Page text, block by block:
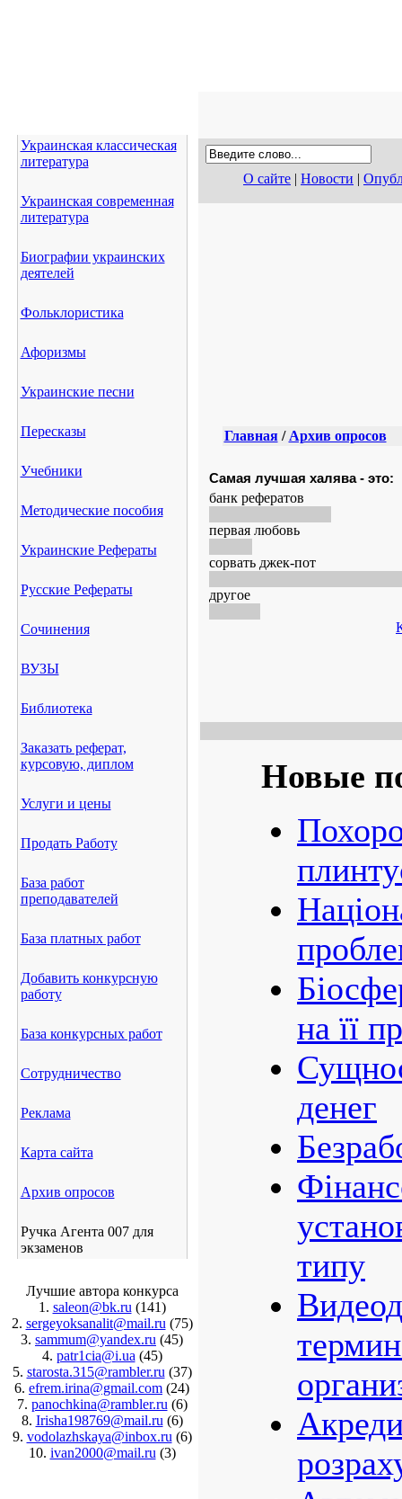
Украинская классическая
литература
Украинская современная
литература
Биографии украинских
деятелей
Фольклористика
Афоризмы
Украинские песни
Пересказы
Учебники
Методические пособия
Украинские Рефераты
Русские Рефераты
Сочинения
ВУЗЫ
Библиотека
Заказать реферат,
курсовую, диплом
Услуги и цены
Продать Работу
База работ
преподавателей
База платных работ
Добавить конкурсную
работу
База конкурсных работ
Сотрудничество
Реклама
Карта сайта
Архив опросов
Ручка Агента 007 для
экзаменов
Лучшие автора конкурса
1. saleon@bk.ru (141)
2. sergeyoksanalit@mail.ru (75)
3. sammum@yandex.ru (45)
4. patr1cia@i.ua (45)
5. starosta.315@rambler.ru (37)
6. efrem.irina@gmail.com (24)
7. panochkina@rambler.ru (6)
8. Irisha198769@mail.ru (6)
9. vodolazhskaya@inbox.ru (6)
10. ivan2000@mail.ru (3)
О сайте | Новости |
Главная/ Архив опросов
Самая лучшая халява - это:
банк рефератов
первая любовь
сорвать джек-пот
другое
Новые
на її
денег
типу